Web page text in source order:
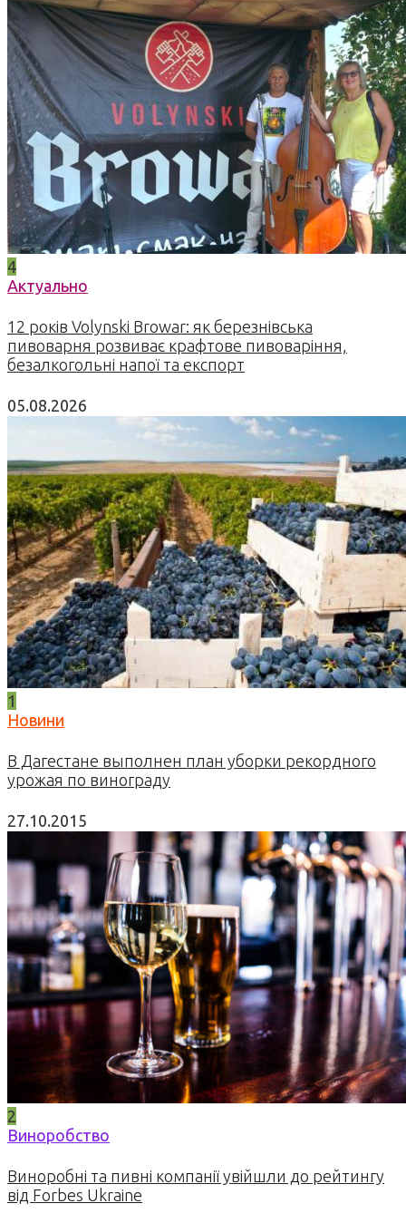
4
Актуально
12 років Volynski Browar: як березнівська
пивоварня розвиває крафтове пивоваріння,
безалкогольні напої та експорт
05.08.2026
1
Новини
В Дагестане выполнен план уборки рекордного
урожая по винограду
27.10.2015
2
Виноробство
Виноробні та пивні компанії увійшли до рейтингу
від Forbes Ukraine